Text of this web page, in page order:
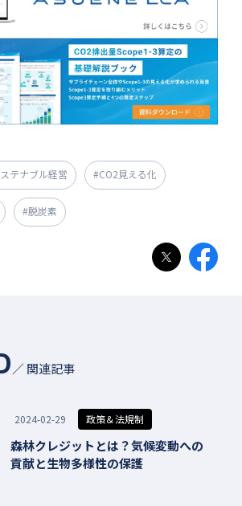
テナブル経営 #CO2見える化
#脱炭素
／ 関連記事
2024-02-29 政策＆法規制
森林クレジットとは？気候変動への
貢献と生物多様性の保護